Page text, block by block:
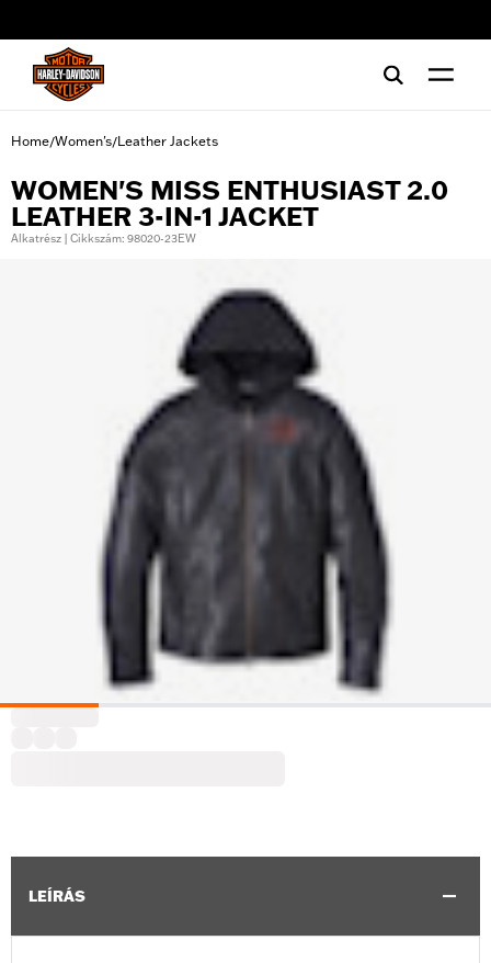
Home/Women's/Leather Jackets
WOMEN'S MISS ENTHUSIAST 2.0
LEATHER 3-IN-1 JACKET
Alkatrész | Cikkszám: 98020-23EW
LEÍRÁS